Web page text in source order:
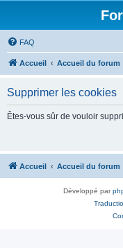
FAQ
Accueil Accueil du forum
Supprimer les cookies
Êtes-vous sûr de vouloir
Accueil Accueil du forum
Développé par